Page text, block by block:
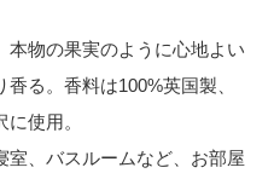
本物の果実のように心地よい
る。香料は100%英国製、
使用。
室、バスルームなど、お部屋